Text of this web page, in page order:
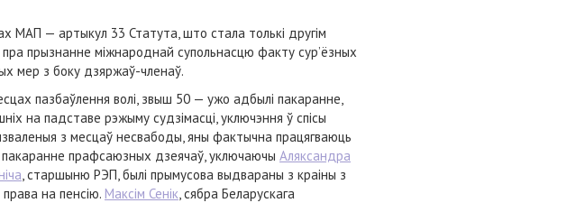
МАП — артыкул 33 Статута, што стала толькі другім
прызнанне міжнароднай супольнасцю факту сур’ёзных
мер з боку дзяржаў-членаў.
пазбаўлення волі, звыш 50 — ужо адбылі пакаранне,
на падставе рэжыму судзімасці, уключэння ў спісы
з месцаў несвабоды, яны фактычна працягваюць
прафсаюзных дзеячаў, уключаючы Аляксандра
, старшыню РЭП, былі прымусова выдвараны з краіны з
на пенсію. Максім Сенік, сябра Беларускага